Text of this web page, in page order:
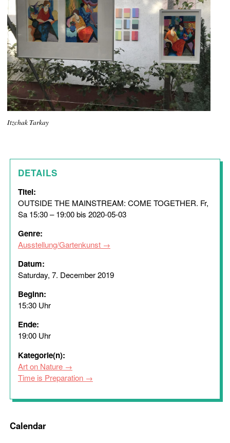
Itzchak Tarkay
DETAILS
Titel:
OUTSIDE THE MAINSTREAM: COME TOGETHER. Fr,
Sa 15:30 – 19:00 bis 2020-05-03
Genre:
Ausstellung/Gartenkunst
Datum:
Saturday, 7. December 2019
Beginn:
15:30 Uhr
Ende:
19:00 Uhr
Kategorie(n):
Art on Nature
Time is Preparation
Calendar